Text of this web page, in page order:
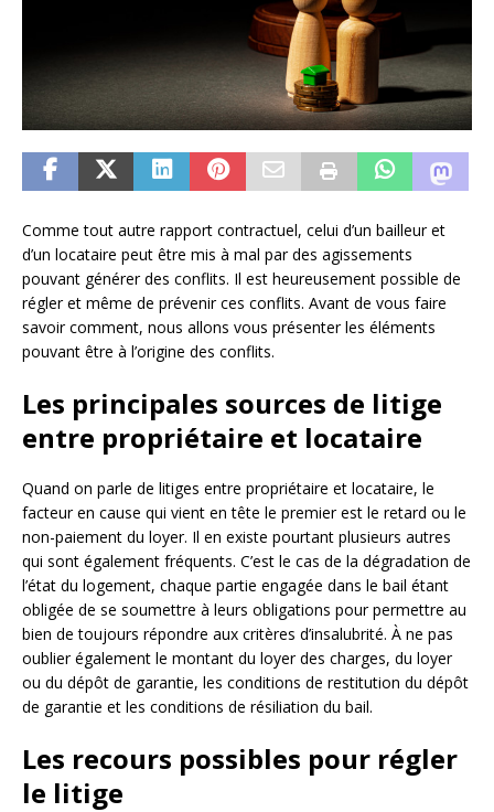
Comme tout autre rapport contractuel, celui d’un bailleur et
d’un locataire peut être mis à mal par des agissements
pouvant générer des conflits. Il est heureusement possible de
régler et même de prévenir ces conflits. Avant de vous faire
savoir comment, nous allons vous présenter les éléments
pouvant être à l’origine des conflits.
Les principales sources de litige
entre propriétaire et locataire
Quand on parle de litiges entre propriétaire et locataire, le
facteur en cause qui vient en tête le premier est le retard ou le
non-paiement du loyer. Il en existe pourtant plusieurs autres
qui sont également fréquents. C’est le cas de la dégradation de
l’état du logement, chaque partie engagée dans le bail étant
obligée de se soumettre à leurs obligations pour permettre au
bien de toujours répondre aux critères d’insalubrité. À ne pas
oublier également le montant du loyer des charges, du loyer
ou du dépôt de garantie, les conditions de restitution du dépôt
de garantie et les conditions de résiliation du bail.
Les recours possibles pour régler
le litige